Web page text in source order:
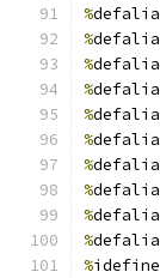
%defalias
%defalias
%defalias
%defalias
%defalias
%
%
%
%defalias
%defalias
%idefine